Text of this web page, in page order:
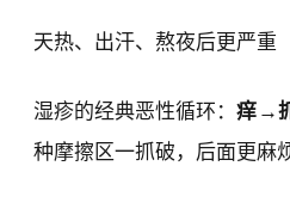
天热、出汗、熬夜后更严重
湿疹的经典恶性循环：痒→
种摩擦区一抓破，后面更麻